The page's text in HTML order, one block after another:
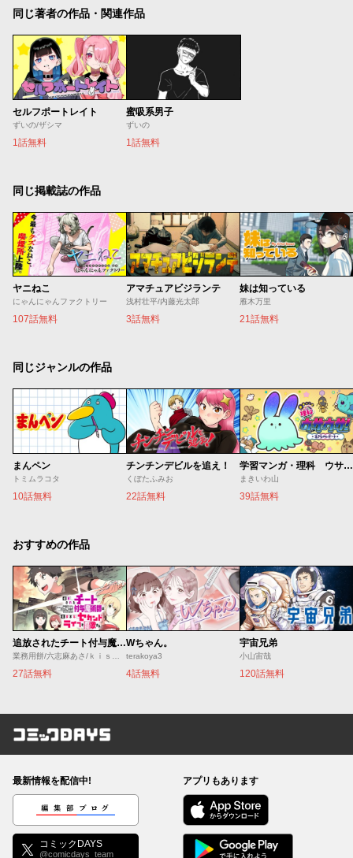
同じ著者の作品・関連作品
セルフポートレイト
ずいの/ザシマ
1話無料
蜜吸系男子
ずいの
1話無料
同じ掲載誌の作品
ヤニねこ
にゃんにゃんファクトリー
107話無料
アマチュアビジランテ
浅村壮平/内藤光太郎
3話無料
妹は知っている
雁木万里
21話無料
同じジャンルの作品
まんペン
トミムラコタ
10話無料
チンチンデビルを追え！
くぼたふみお
22話無料
学習マンガ・理科 ウサウサ！
まきいわ山
39話無料
おすすめの作品
追放されたチート付与魔術師は気ままなセカンドライフを謳歌する。 ～俺は武器だけじゃなく、あらゆるものに『強化ポイント』を付与できるし、俺の意思でいつでも効果を解除できるけど、残った人たち大丈夫？～
業務用餅/六志麻あさ/ｋｉｓｕｉ
27話無料
Wちゃん。
terakoya3
4話無料
宇宙兄弟
小山宙哉
120話無料
コミックDAYS
最新情報を配信中!
編集部ブログ
コミックDAYS
@comicdays_team
アプリもあります